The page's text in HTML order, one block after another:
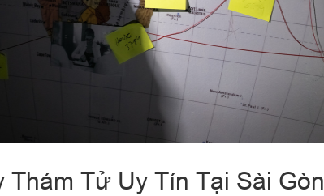
Tử Uy Tín Tại Sài Gòn